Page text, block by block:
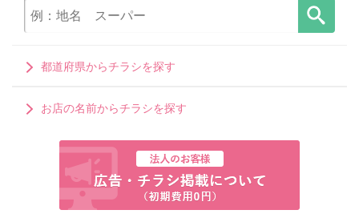
都道府県からチラシを探す
お店の名前からチラシを探す